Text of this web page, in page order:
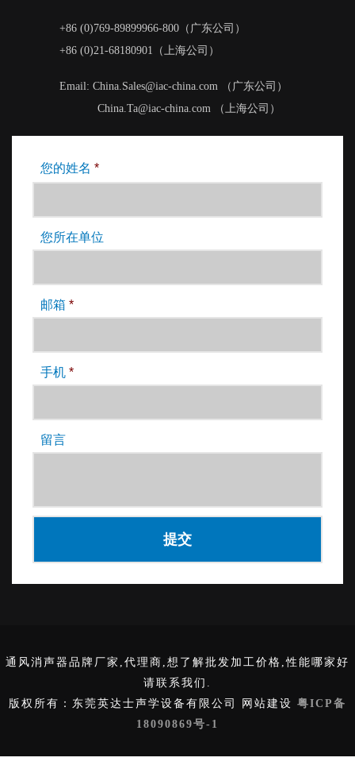
+86 (0)769-89899966-800（广东公司）
+86 (0)21-68180901（上海公司）
Email: China.Sales@iac-china.com （广东公司）
China.Ta@iac-china.com （上海公司）
您的姓名 *
您所在单位
邮箱 *
手机 *
留言
通风消声器品牌厂家,代理商,想了解批发加工价格,性能哪家好
请联系我们.
版权所有：东莞英达士声学设备有限公司 网站建设 粤ICP备
18090869号-1